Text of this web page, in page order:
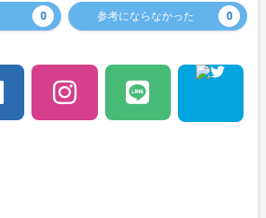
0 参考にならなかった 0